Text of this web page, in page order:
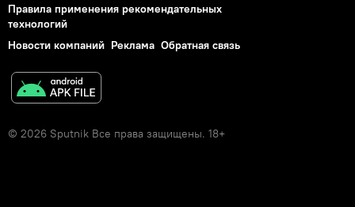
Правила применения рекомендательных
технологий
Новости компаний Реклама Обратная связь
© 2026 Sputnik Все права защищены. 18+